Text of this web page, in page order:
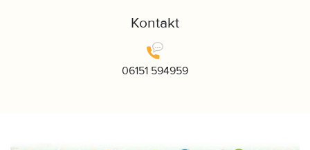
Kontakt
06151 594959